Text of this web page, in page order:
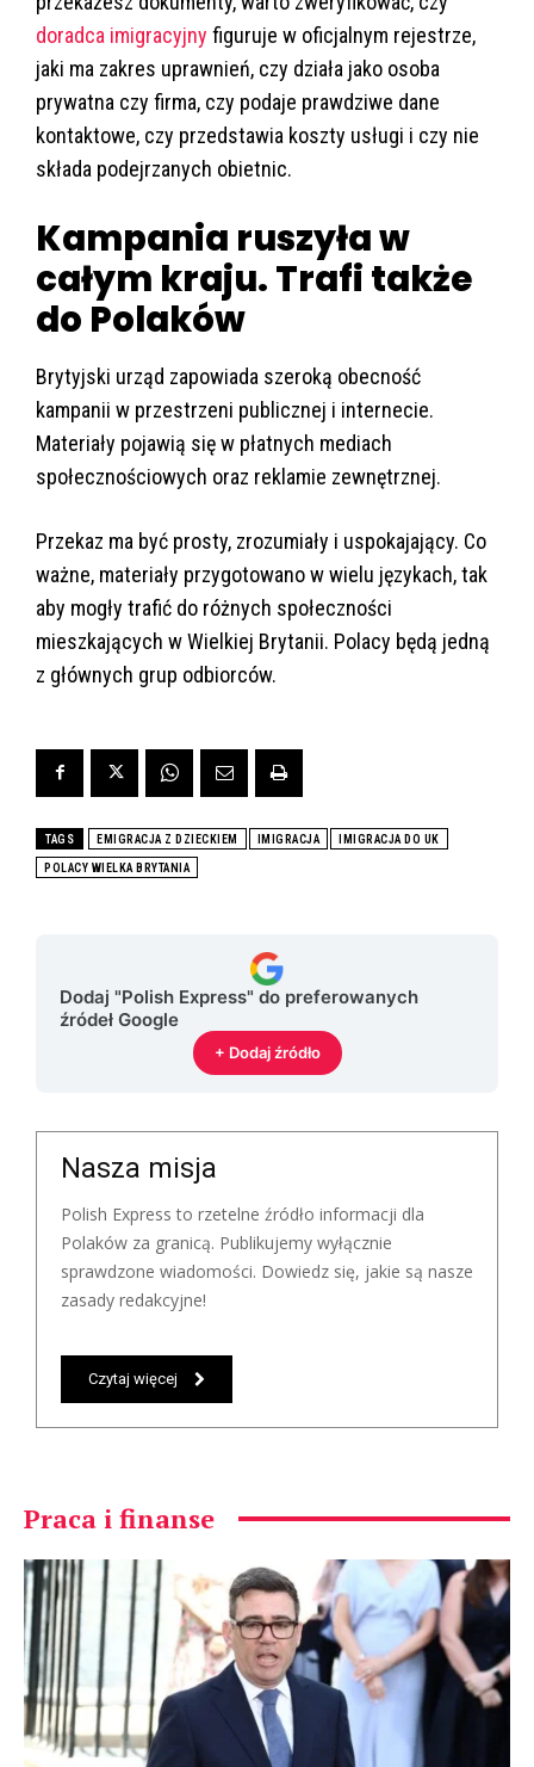
doradca imigracyjny figuruje w oficjalnym rejestrze,
jaki ma zakres uprawnień, czy działa jako osoba
prywatna czy firma, czy podaje prawdziwe dane
kontaktowe, czy przedstawia koszty usługi i czy nie
składa podejrzanych obietnic.
Kampania ruszyła w
całym kraju. Trafi także
do Polaków
Brytyjski urząd zapowiada szeroką obecność
kampanii w przestrzeni publicznej i internecie.
Materiały pojawią się w płatnych mediach
społecznościowych oraz reklamie zewnętrznej.
Przekaz ma być prosty, zrozumiały i uspokajający. Co
ważne, materiały przygotowano w wielu językach, tak
aby mogły trafić do różnych społeczności
mieszkających w Wielkiej Brytanii. Polacy będą jedną
z głównych grup odbiorców.
TAGS EMIGRACJA Z DZIECKIEM IMIGRACJA IMIGRACJA DO UK
POLACY WIELKA BRYTANIA
Dodaj "Polish Express" do preferowanych
źródeł Google
+ Dodaj źródło
Nasza misja
Polish Express to rzetelne źródło informacji dla
Polaków za granicą. Publikujemy wyłącznie
sprawdzone wiadomości. Dowiedz się, jakie są nasze
zasady redakcyjne!
Czytaj więcej
Praca i finanse